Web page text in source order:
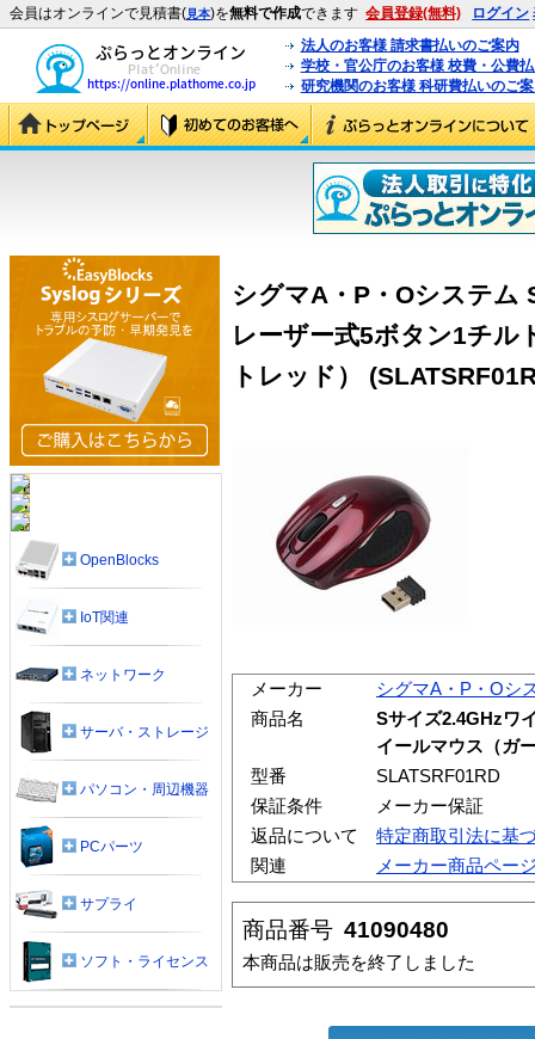
会員はオンラインで見積書(見本)を無料で作成できます 会員登録(無料) ログイン
法人のお客様 請求書払いのご案内
学校・官公庁のお客様 校費・公費
研究機関のお客様 科研費払いのご
シグマA・P・Oシステム
レーザー式5ボタン1チル
トレッド）
メーカー
シグマA・P・Oシ
商品名
Sサイズ2.4GHzワ
イールマウス（ガ
型番
SLATSRF01RD
保証条件
メーカー保証
返品について
特定商取引法に基
関連
メーカー商品ペー
商品番号 41090480
本商品は販売を終了しました
OpenBlocks
IoT関連
ネットワーク
サーバ・ストレージ
パソコン・周辺機器
PCパーツ
サプライ
ソフト・ライセンス